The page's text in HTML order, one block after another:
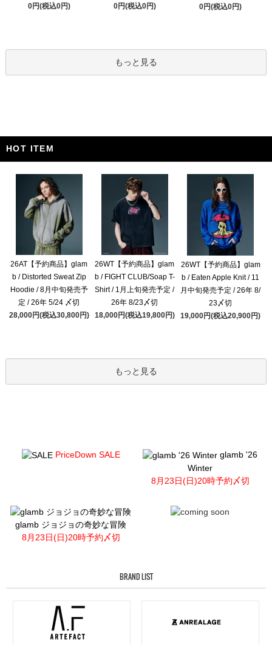
0円(税込0円)
0円(税込0円)
0円(税込0円)
もっと見る
HOT ITEM
26AT【予約商品】glam
b / Distorted Sweat Zip
Hoodie / 8月中旬発売予
定 / 26年 5/24 〆切
28,000円(税込30,800円)
26WT【予約商品】glam
b / FIGHT CLUB/Soap T-
Shirt / 1月上旬発売予定 /
26年 8/23〆切
18,000円(税込19,800円)
26WT【予約商品】glam
b / Eaten Apple Knit / 11
月中旬発売予定 / 26年 8/
23〆切
19,000円(税込20,900円)
もっと見る
PriceDown SALE
glamb '26
Winter
8月23日(日)20時予約〆切
glamb ジョジョの奇妙な冒険
8月23日(日)20時予約〆切
BRAND LIST